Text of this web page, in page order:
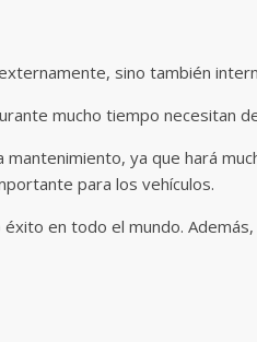
sino también
mucho tiempo necesitan
ya que hará
para los vehículos.
en todo el mundo.